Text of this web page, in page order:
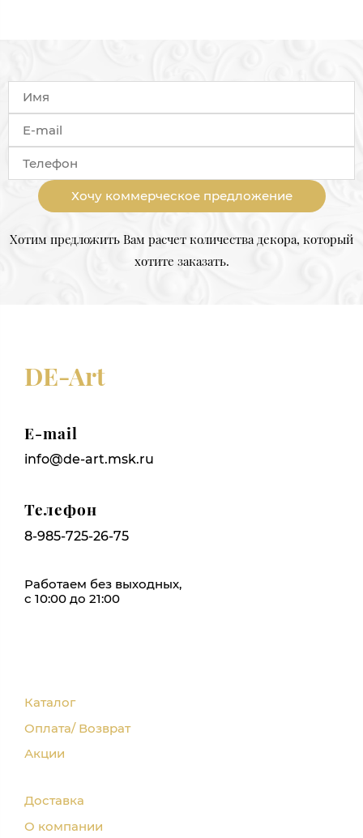
Хочу коммерческое предложение
Хотим предложить Вам расчет количества декора, который
хотите заказать.
DE-Art
E-mail
info@de-art.msk.ru
Телефон
8-985-725-26-75
Работаем без выходных,
с 10:00 до 21:00
Каталог
Оплата/ Возврат
Акции
Доставка
О компании